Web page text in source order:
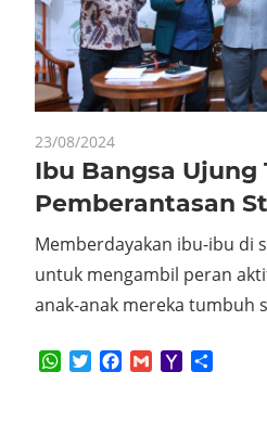
23/08/2024
Ibu Bangsa Ujung
Pemberantasan
Memberdayakan ibu-ibu di
untuk mengambil peran
anak-anak mereka tumbuh
WhatsApp
TwitterFacebook
GmailYahoo